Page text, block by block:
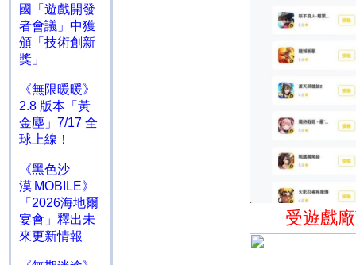
國「遊戲開發
者會議」中獲
頒「技術創新
獎」
《無限暖暖》
2.8 版本「黃
金塵」7/17 全
球上線！
《黑色沙
漠 MOBILE》
「2026海地爾
宴會」釋出未
來更新情報
受遊戲